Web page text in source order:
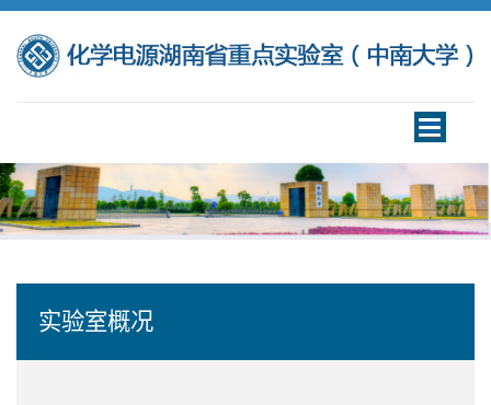
Toggle
navigation
实验室概况